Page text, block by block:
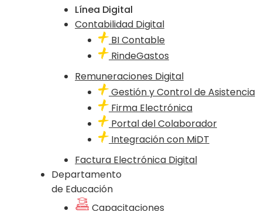
Línea Digital
Contabilidad Digital
BI Contable
RindeGastos
Remuneraciones Digital
Gestión y Control de Asistencia
Firma Electrónica
Portal del Colaborador
Integración con MiDT
Factura Electrónica Digital
Departamento
de Educación
Capacitaciones